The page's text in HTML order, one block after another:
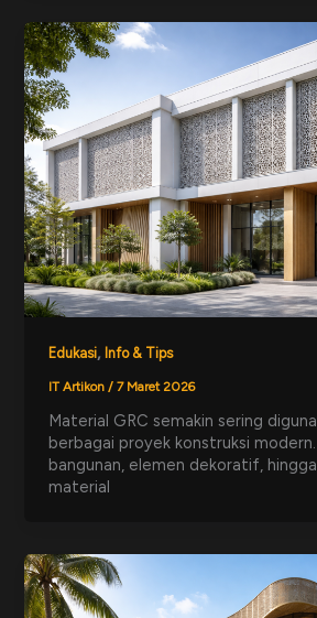
Edukasi,Info & Tips
IT Artikon /7 Maret 2026
Material GRC semakin sering
berbagai proyek konstruksi
bangunan, elemen dekoratif,
material